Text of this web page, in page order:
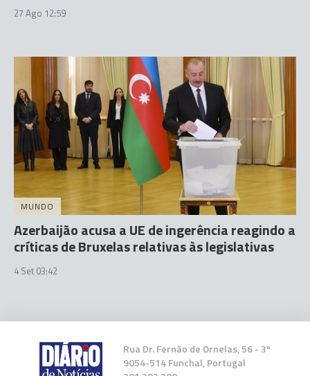
27 Ago 12:59
MUNDO
Azerbaijão acusa a UE de ingerência reagindo a
críticas de Bruxelas relativas às legislativas
4 Set 03:42
Rua Dr. Fernão de Ornelas, 56 - 3º
9054-514 Funchal, Portugal